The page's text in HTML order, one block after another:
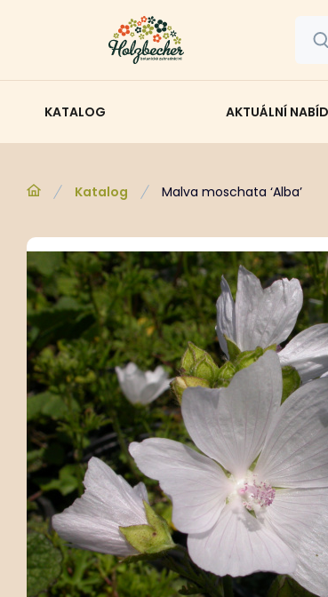
KATALOG AKTUÁLNÍ
Katalog Malva moschata ‘Alba’